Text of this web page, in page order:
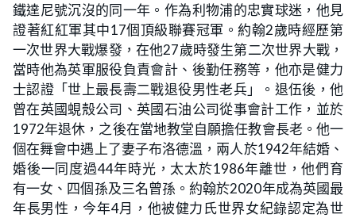
鐵達尼號沉沒的同一年。作為利物浦的忠實球迷，他見
證著紅紅軍其中17個頂級聯賽冠軍。約翰2歲時經歷第
一次世界大戰爆發，在他27歲時發生第二次世界大戰，
當時他為英軍服役負責會計、後勤任務等，他亦是健力
士認證「世上最長壽二戰退役男性老兵」。退伍後，他
曾在英國蜆殼公司、英國石油公司從事會計工作，並於
1972年退休，之後在當地教堂自願擔任教會長老。他一
個在舞會中遇上了妻子布洛德溫，兩人於1942年結婚、
婚後一同度過44年時光，太太於1986年離世，他們育
有一女、四個孫及三名曾孫。約翰於2020年成為英國最
年長男性，今年4月，他被健力氏世界女紀錄認定為世